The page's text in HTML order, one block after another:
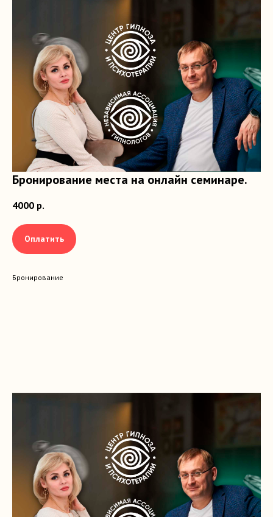
Бронирование места на онлайн семинаре.
4000 р.
Оплатить
Бронирование
КОНТАКТЫ
Телефон: +7 (968) 710-83-86
Аудиосеансы
Гипнотерапия
ИП Оськин Федор Федорович
ИНН 772318767165
АО "АЛЬФА-БАНК"
40802810902580007034